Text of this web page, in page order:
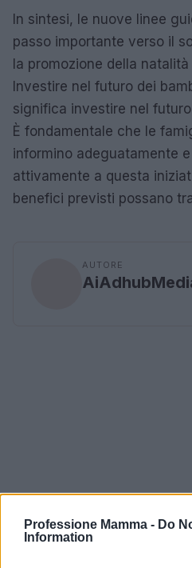
Professione Mamma - Do
Information
In sintesi, le nuove linee
passo importante verso il
la promozione della
Investire nel futuro dei
significa investire nel
È fondamentale che le
informino adeguatamente
attivamente a questa
benefici previsti possano
AUTORE